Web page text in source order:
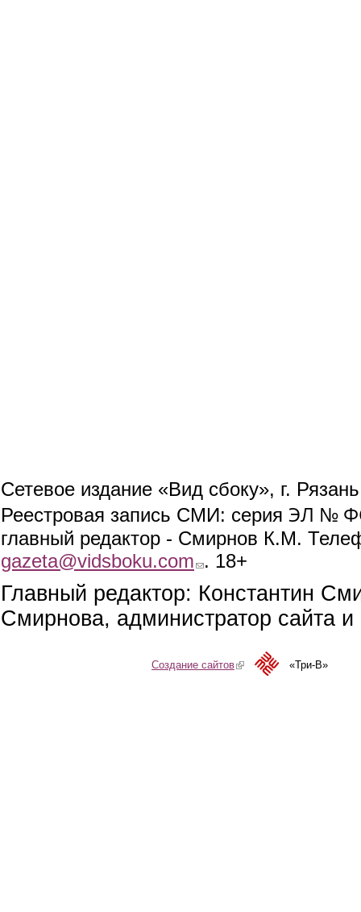
Сетевое издание «Вид сбоку», г.
Реестровая запись СМИ: серия ЭЛ №
главный редактор - Смирнов К.М.
gazeta@vidsboku.com (link sends e-mail)
. 18+
Главный редактор: Константин
Смирнова, администратор сайта
Создание сайтов(link is external)«Три-В»